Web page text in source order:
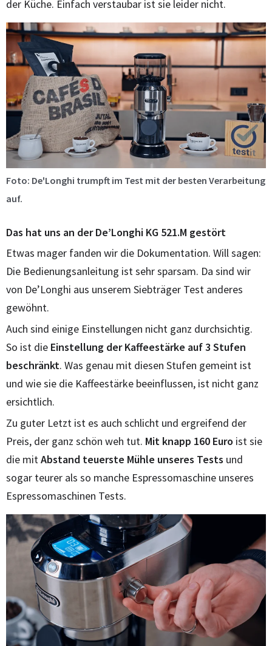
der Küche. Einfach verstaubar ist sie leider nicht.
Foto: De'Longhi trumpft im Test mit der besten Verarbeitung
auf.
Das hat uns an der De’Longhi KG 521.M gestört
Etwas mager fanden wir die Dokumentation. Will sagen:
Die Bedienungsanleitung ist sehr sparsam. Da sind wir
von De’Longhi aus unserem Siebträger Test anderes
gewöhnt.
Auch sind einige Einstellungen nicht ganz durchsichtig.
So ist die Einstellung der Kaffeestärke auf 3 Stufen
beschränkt. Was genau mit diesen Stufen gemeint ist
und wie sie die Kaffeestärke beeinflussen, ist nicht ganz
ersichtlich.
Zu guter Letzt ist es auch schlicht und ergreifend der
Preis, der ganz schön weh tut. Mit knapp 160 Euro ist sie
die mitAbstand teuerste Mühle unseres Tests und
sogar teurer als so manche Espressomaschine unseres
Espressomaschinen Tests.